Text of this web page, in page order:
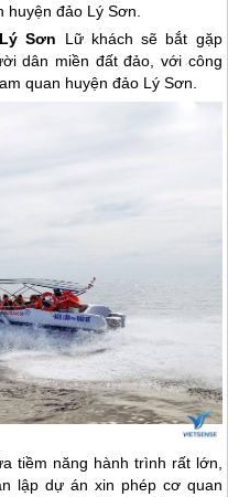
huyện đảo Lý Sơn.
Sơn Lữ khách sẽ bắt gặp
dân miền đất đảo, với công
quan huyệnđảo Lý Sơn.
tiềm năng hành trình rất lớn,
lập dự án xin phép cơ quan